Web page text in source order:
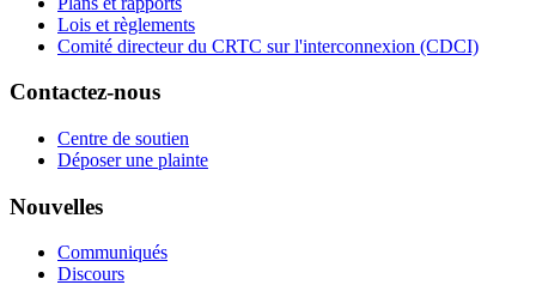
Lois et règlements
Comité directeur du CRTC sur l'interconnexion (CDCI)
Contactez-nous
Centre de soutien
Déposer une plainte
Nouvelles
Communiqués
Discours